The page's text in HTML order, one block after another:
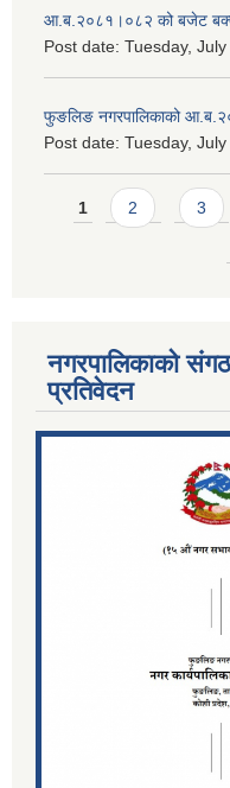
आ.ब.२०८१।०८२ को बजेट
Post date: Tuesday,
फुङलिङ नगरपालिकाको
Post date: Tuesday,
Pages
1 2 3
नगरपालिकाको
प्रतिवेदन